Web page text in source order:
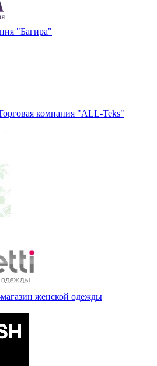
"Багира"
компания "ALL-Teks"
женской одежды